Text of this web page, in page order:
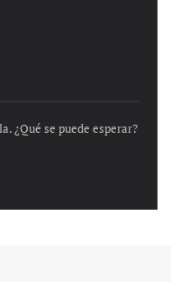
¿Qué se puede esperar?